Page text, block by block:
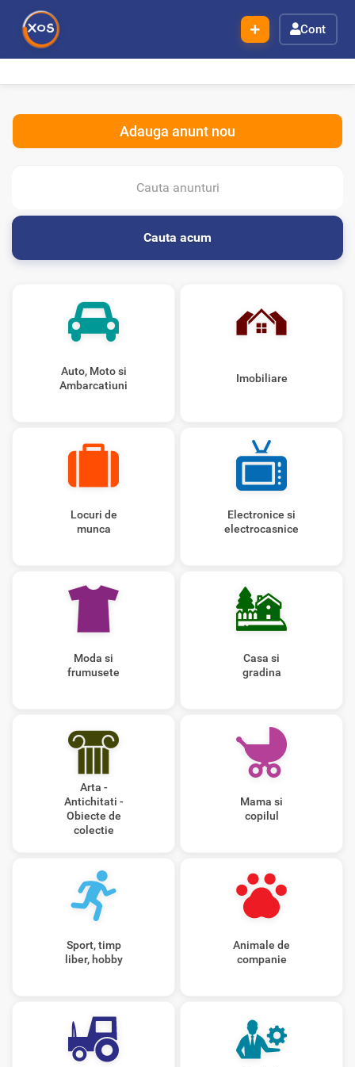
Cont
Adauga anunt nou
Auto, Moto si
Ambarcatiuni
Imobiliare
Locuri de
munca
Electronice si
electrocasnice
Moda si
frumusete
Casa si
gradina
Arta -
Antichitati -
Obiecte de
colectie
Mama si
copilul
Sport, timp
liber, hobby
Animale de
companie